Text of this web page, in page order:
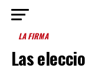
LA FIRMA
Las